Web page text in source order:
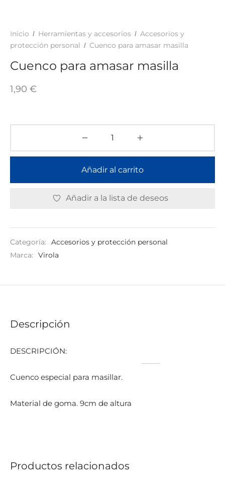
Inicio / Herramientas y accesorios / Accesorios y
protección personal / Cuenco para amasar masilla
Cuenco para amasar masilla
1,90 €
Añadir al carrito
Añadir a la lista de deseos
Categoría:
Accesorios y protección personal
Marca:
Virola
Descripción
DESCRIPCIÓN:
Cuenco especial para masillar.
Material de goma. 9cm de altura
Productos relacionados
TINTES Y MANUALIDADES